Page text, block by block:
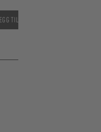
- Barnehagebarn
TIL